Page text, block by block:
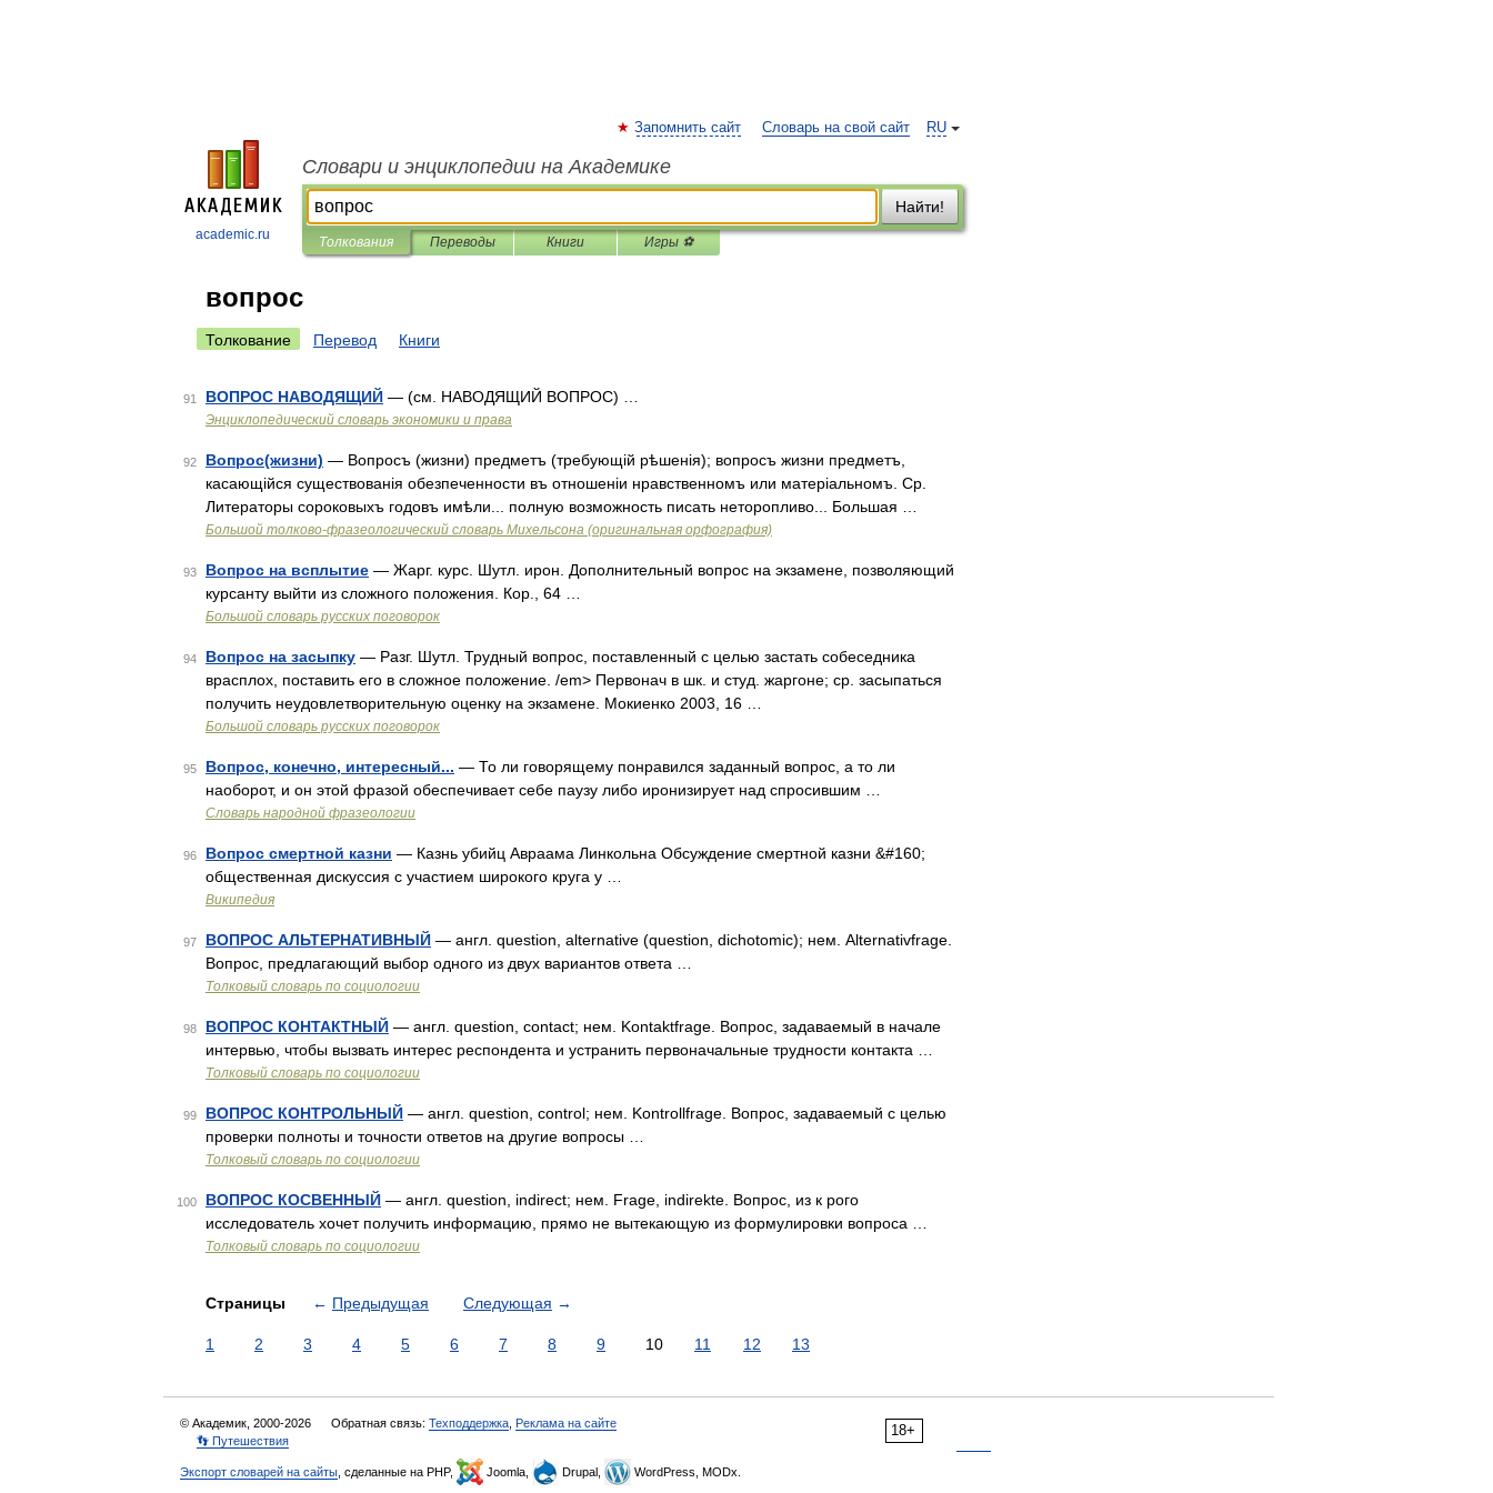
academic.ru
RU
Запомнить сайт Словарь на свой сайт
Словари и энциклопедии на Академике
Найти!
Толкования Переводы Книги Игры ⚽
вопрос
Толкование Перевод Книги
91 ВОПРОС НАВОДЯЩИЙ — (см. НАВОДЯЩИЙ ВОПРОС) …
Энциклопедический словарь экономики и права
92 Вопрос(жизни) — Вопросъ (жизни) предметъ (требующій рѣшенія); вопросъ жизни предметъ,
касающійся существованія обезпеченности въ отношеніи нравственномъ или матеріальномъ. Ср.
Литераторы сороковыхъ годовъ имѣли... полную возможность писать неторопливо... Большая …
Большой толково-фразеологический словарь Михельсона (оригинальная орфография)
93 Вопрос на всплытие — Жарг. курс. Шутл. ирон. Дополнительный вопрос на экзамене, позволяющий
курсанту выйти из сложного положения. Кор., 64 …
Большой словарь русских поговорок
94 Вопрос на засыпку — Разг. Шутл. Трудный вопрос, поставленный с целью застать собеседника
врасплох, поставить его в сложное положение. /em> Первонач в шк. и студ. жаргоне; ср. засыпаться
получить неудовлетворительную оценку на экзамене. Мокиенко 2003, 16 …
Большой словарь русских поговорок
95 Вопрос, конечно, интересный... — То ли говорящему понравился заданный вопрос, а то ли
наоборот, и он этой фразой обеспечивает себе паузу либо иронизирует над спросившим …
Словарь народной фразеологии
96 Вопрос смертной казни — Казнь убийц Авраама Линкольна Обсуждение смертной казни &#160;
общественная дискуссия с участием широкого круга у …
Википедия
97 ВОПРОС АЛЬТЕРНАТИВНЫЙ — англ. question, alternative (question, dichotomic); нем. Alternativfrage.
Вопрос, предлагающий выбор одного из двух вариантов ответа …
Толковый словарь по социологии
98 ВОПРОС КОНТАКТНЫЙ — англ. question, contact; нем. Kontaktfrage. Вопрос, задаваемый в начале
интервью, чтобы вызвать интерес респондента и устранить первоначальные трудности контакта …
Толковый словарь по социологии
99 ВОПРОС КОНТРОЛЬНЫЙ — англ. question, control; нем. Kontrollfrage. Вопрос, задаваемый с целью
проверки полноты и точности ответов на другие вопросы …
Толковый словарь по социологии
100 ВОПРОС КОСВЕННЫЙ — англ. question, indirect; нем. Frage, indirekte. Вопрос, из к рого
исследователь хочет получить информацию, прямо не вытекающую из формулировки вопроса …
Толковый словарь по социологии
Страницы ← Предыдущая Следующая →
1 2 3 4 5 6 7 8 9 10 11 12 13
18+
© Академик, 2000-2026 Обратная связь: Техподдержка Реклама на сайте
👣 Путешествия
Экспорт словарей на сайты , сделанные на PHP, Joomla, Drupal, WordPress, MODx.